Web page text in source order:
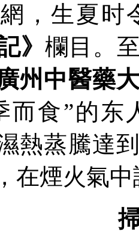
，生夏时
》 欄目。
州中醫藥
而食”的东
熱蒸騰達
在煙火氣